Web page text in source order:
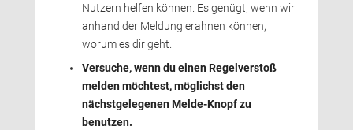
Nutzern helfen können. Es genügt, wenn wir
anhand der Meldung erahnen können,
worum es dir geht.
Versuche, wenn du einen Regelverstoß
melden möchtest, möglichst den
nächstgelegenen Melde-Knopf zu
benutzen.